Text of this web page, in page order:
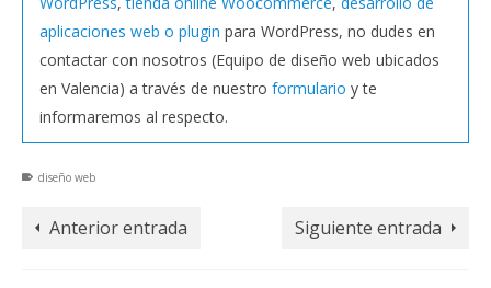
aplicaciones web o plugin para WordPress, no dudes en
contactar con nosotros (Equipo de diseño web ubicados
en Valencia) a través de nuestro formulario y te
informaremos al respecto.
diseño web
Anterior entrada Siguiente entrada